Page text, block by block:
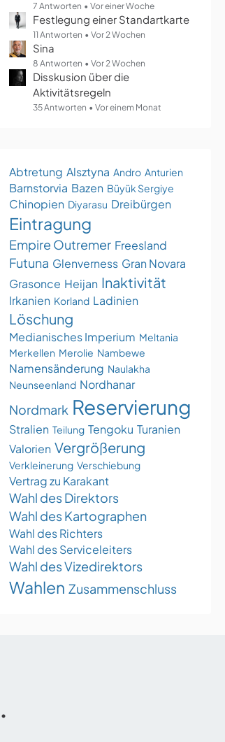
7 Antworten Vor einer Woche
Festlegung einer Standartkarte
11 Antworten Vor 2 Wochen
Sina
8 Antworten Vor 2 Wochen
Disskusion über die
Aktivitätsregeln
35 Antworten Vor einem Monat
Abtretung Alsztyna Andro Anturien
Barnstorvia Bazen Büyük Sergiye
Chinopien Diyarasu Dreibürgen
Eintragung
Empire Outremer Freesland
Futuna Glenverness Gran Novara
Grasonce Heijan Inaktivität
Irkanien Korland Ladinien
Löschung
Medianisches Imperium Meltania
Merkellen Merolie Nambewe
Namensänderung Naulakha
Neunseenland Nordhanar
Nordmark Reservierung
Stralien Teilung Tengoku Turanien
Valorien Vergrößerung
Verkleinerung Verschiebung
Vertrag zu Karakant
Wahl des Direktors
Wahl des Kartographen
Wahl des Richters
Wahl des Serviceleiters
Wahl des Vizedirektors
Wahlen Zusammenschluss